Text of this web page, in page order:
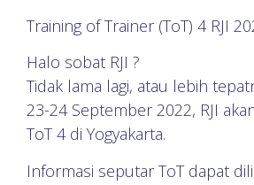
Training of Trainer (ToT) 4 RJI
Halo sobat RJI ?
Tidak lama lagi, atau lebih
23-24 September 2022, RJI
ToT 4 di Yogyakarta.
Informasi seputar ToT dapat